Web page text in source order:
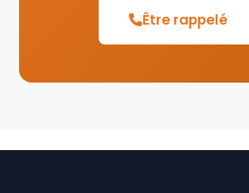
Être rappelé